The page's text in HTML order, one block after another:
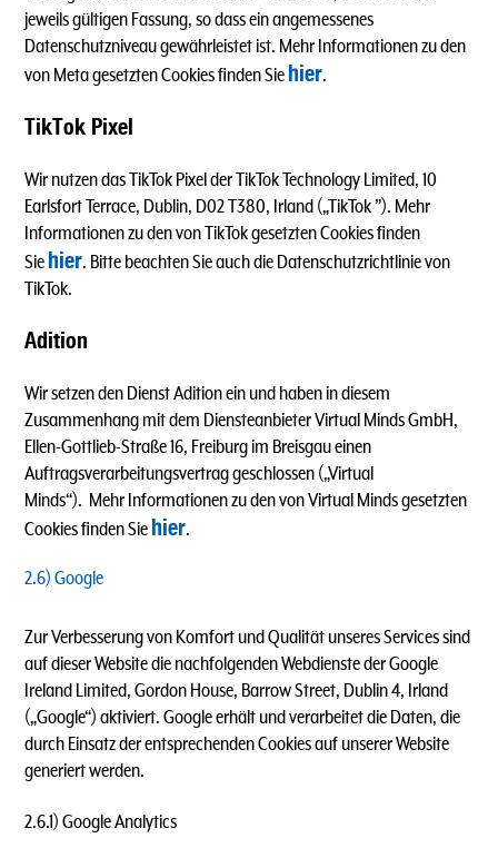
jeweils gültigen Fassung, so dass ein angemessenes
Datenschutzniveau gewährleistet ist. Mehr Informationen zu den
von Meta gesetzten Cookies finden Sie hier.
TikTok Pixel
Wir nutzen das TikTok Pixel der TikTok Technology Limited, 10
Earlsfort Terrace, Dublin, D02 T380, Irland („TikTok ”). Mehr
Informationen zu den von TikTok gesetzten Cookies finden
Sie hier. Bitte beachten Sie auch die Datenschutzrichtlinie von
TikTok.
Adition
Wir setzen den Dienst Adition ein und haben in diesem
Zusammenhang mit dem Diensteanbieter Virtual Minds GmbH,
Ellen-Gottlieb-Straße 16, Freiburg im Breisgau einen
Auftragsverarbeitungsvertrag geschlossen („Virtual
Minds“). Mehr Informationen zu den von Virtual Minds gesetzten
Cookies finden Sie hier.
2.6) Google
Zur Verbesserung von Komfort und Qualität unseres Services sind
auf dieser Website die nachfolgenden Webdienste derGoogle
Ireland Limited, Gordon House, Barrow Street, Dublin 4, Irland
(„Google“) aktiviert. Google erhält und verarbeitet die Daten, die
durch Einsatz der entsprechenden Cookies auf unserer Website
generiert werden.
2.6.1) Google Analytics